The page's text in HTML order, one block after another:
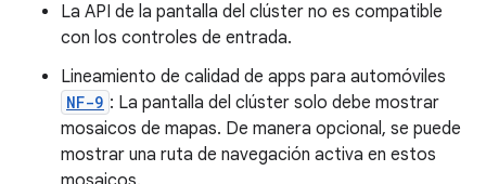
La API de la pantalla del clúster no es compatible
con los controles de entrada.
Lineamiento de calidad de apps para automóviles
NF-9 : La pantalla del clúster solo debe mostrar
mosaicos de mapas. De manera opcional, se puede
mostrar una ruta de navegación activa en estos